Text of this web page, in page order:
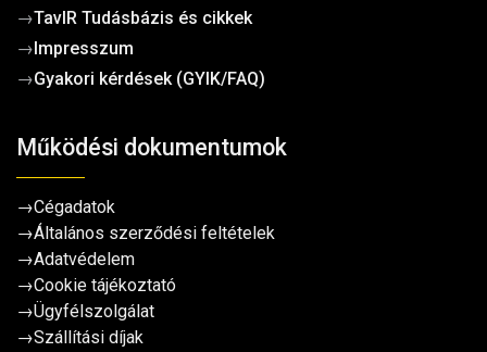
→TavIR Tudásbázis és cikkek
→ Impresszum
→Gyakori kérdések (GYIK/FAQ)
Működési dokumentumok
→Cégadatok
→Általános szerződési feltételek
→Adatvédelem
→Cookie tájékoztató
→Ügyfélszolgálat
→Szállítási díjak